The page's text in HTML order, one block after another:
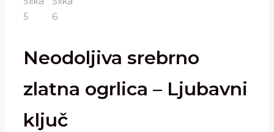
Neodoljiva srebrno
zlatna ogrlica – Ljubavni
ključ